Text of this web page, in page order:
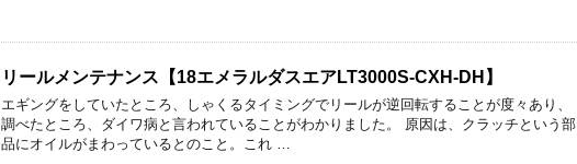
リールメンテナンス【18エメラルダスエアLT3000S-CXH-DH】
エギングをしていたところ、しゃくるタイミングでリールが逆回転することが度々あり、
調べたところ、ダイワ病と言われていることがわかりました。 原因は、クラッチという部
品にオイルがまわっているとのこと。これ …